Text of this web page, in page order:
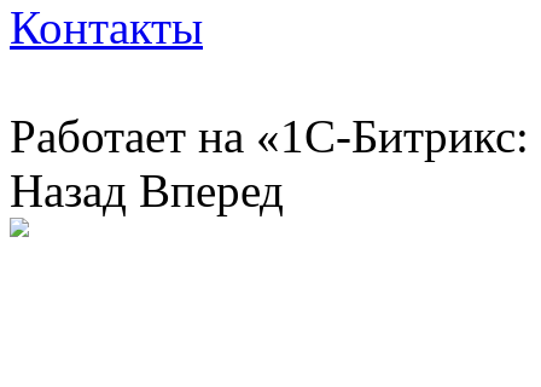
Контакты
Работает на «1С-
Назад Вперед